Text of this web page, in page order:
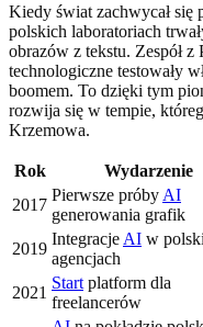
Kiedy świat zachwycał się
polskich laboratoriach
obrazów z tekstu. Zespół
technologiczne testowały
boomem. To dzięki tym
rozwija się w tempie,
Krzemowa.
Rok Wydarzenie
2017
Pierwsze próby AI
generowania grafik
2019
Integracje AI w
agencjach
2021
Start platform dla
freelancerów